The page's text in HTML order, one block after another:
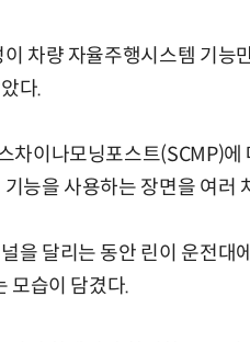
차량 자율주행시스템 기능
다.
차이나모닝포스트(SCMP)에
능을 사용하는 장면을 여러
을 달리는 동안 린이 운전대
모습이 담겼다.